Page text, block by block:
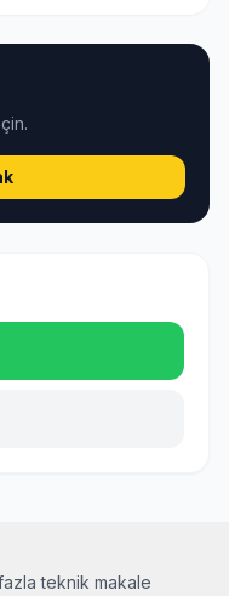
teknik makale